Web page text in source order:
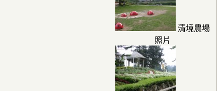
清境農場
照片